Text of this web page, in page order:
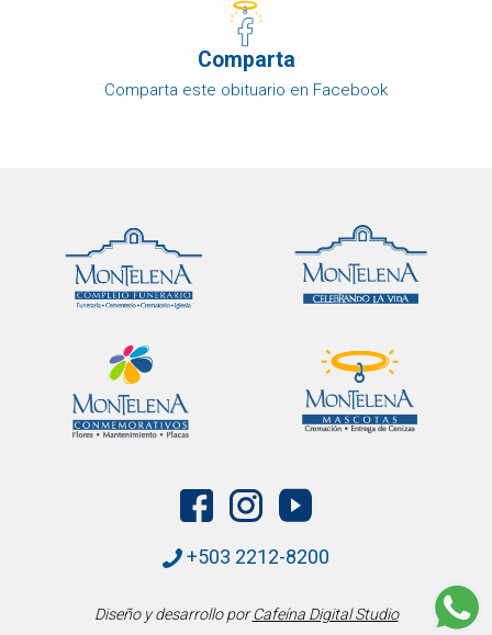
Comparta
Comparta este obituario en Facebook
+503 2212-8200
Diseño y desarrollo porCafeína Digital Studio